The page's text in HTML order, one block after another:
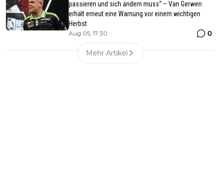
passieren und sich ändern muss“ – Van Gerwen
erhält erneut eine Warnung vor einem wichtigen
Herbst
Aug 05, 17:30 0
Mehr Artikel